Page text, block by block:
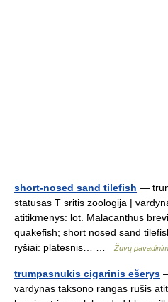
short-nosed sand tilefish —
statusas T sritis zoologija |
atitikmenys: lot. Malacanthus
quakefish; short nosed sand
ryšiai: platesnis… …
Žuvų
trumpasnukis cigarinis ešerys
vardynas taksono rangas rūšis